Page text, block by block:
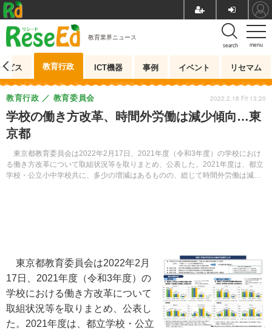
menu
search
教育業界ニュース
ビス 教育行政 ICT機器 事例 イベント リセマム
学校の働き方改革、時間外労働は減少傾向…東
京都
東京都教育委員会は2022年2月17日、2021年度（令和3年度）の学校におけ
る働き方改革について取組状況等を取りまとめ、公表した。2021年度は、都立
学校・公立小中学校共に、多少の増減はあるものの、総じて時間外労働は減少
教育行政 教育委員会 2022.2.18 Fri 13:20
東京都教育委員会は2022年2月
17日、2021年度（令和3年度）の
学校における働き方改革について
取組状況等を取りまとめ、公表し
た。2021年度は、都立学校・公立